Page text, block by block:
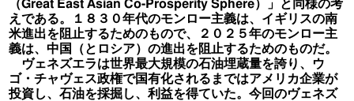
（Great East Asian Co-Prosperity Sphere）」と同様の考
えである。１８３０年代のモンロー主義は、イギリスの南
米進出を阻止するためのもので、２０２５年のモンロー主
義は、中国（とロシア）の進出を阻止するためのものだ。
ヴェネズエラは世界最大規模の石油埋蔵量を誇り、ウ
ゴ・チャヴェス政権で国有化されるまではアメリカ企業が
投資し、石油を採掘し、利益を得ていた。今回のヴェネズ